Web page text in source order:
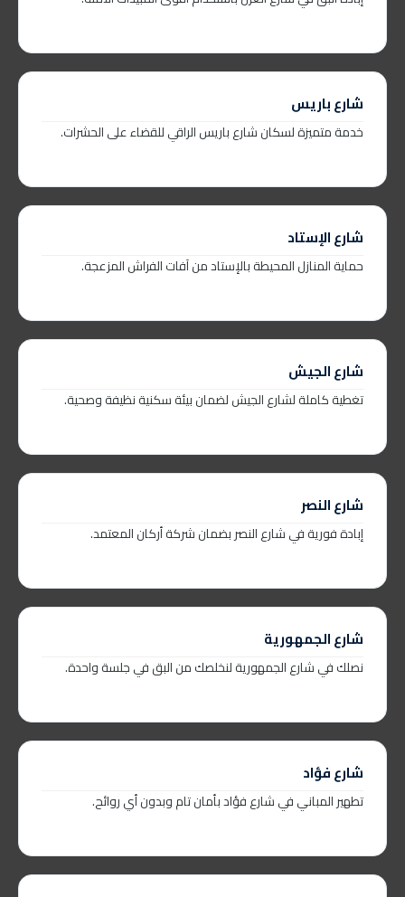
شارع باريس
خدمة متميزة لسكان شارع باريس الراقي للقضاء على الحشرات.
شارع الإستاد
حماية المنازل المحيطة بالإستاد من آفات الفراش المزعجة.
شارع الجيش
تغطية كاملة لشارع الجيش لضمان بيئة سكنية نظيفة وصحية.
شارع النصر
إبادة فورية في شارع النصر بضمان شركة أركان المعتمد.
شارع الجمهورية
نصلك في شارع الجمهورية لنخلصك من البق في جلسة واحدة.
شارع فؤاد
تطهير المباني في شارع فؤاد بأمان تام وبدون أي روائح.